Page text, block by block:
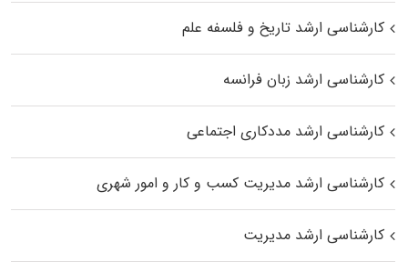
کارشناسی ارشد تاریخ و فلسفه علم
کارشناسی ارشد زبان فرانسه
کارشناسی ارشد مددکاری اجتماعی
کارشناسی ارشد مدیریت کسب و کار و امور شهری
کارشناسی ارشد مدیریت